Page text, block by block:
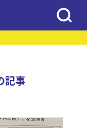
記事